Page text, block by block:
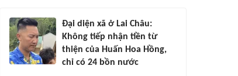
Đại diện xã ở Lai Châu:
Không tiếp nhận tiền từ
thiện của Huấn Hoa Hồng,
chỉ có 24 bồn nước